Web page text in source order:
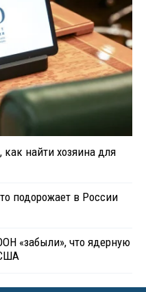
как найти хозяина для
подорожает в России
«забыли», что ядерную